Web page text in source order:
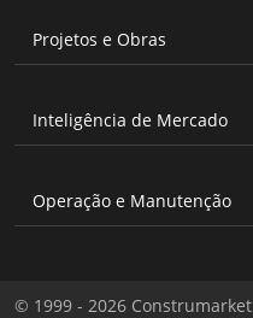
Projetos e Obras
Inteligência de Mercado
Operação e Manutenção
© 1999 - 2026 Construmarket